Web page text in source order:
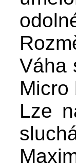
Váha
Micro
Lze